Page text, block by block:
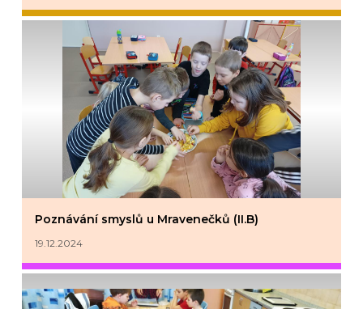
Poznávání smyslů u Mravenečků (II.B)
19.12.2024